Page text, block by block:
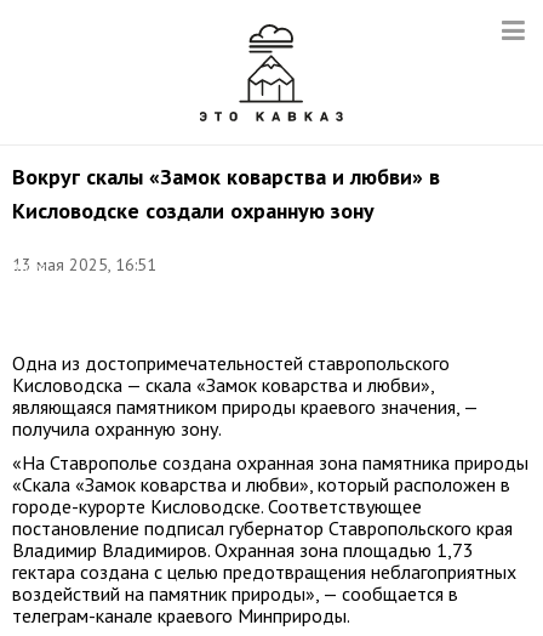
Вокруг скалы «Замок коварства и любви» в
Кисловодске создали охранную зону
13 мая 2025, 16:51
Юлия
Одна из достопримечательностей ставропольского
Кисловодска — скала «Замок коварства и любви»,
являющаяся памятником природы краевого значения, —
получила охранную зону.
«На Ставрополье создана охранная зона памятника природы
«Скала «Замок коварства и любви», который расположен в
городе-курорте Кисловодске. Соответствующее
постановление подписал губернатор Ставропольского края
Владимир Владимиров. Охранная зона площадью 1,73
гектара создана с целью предотвращения неблагоприятных
воздействий на памятник природы», — сообщается в
телеграм-канале краевого Минприроды.